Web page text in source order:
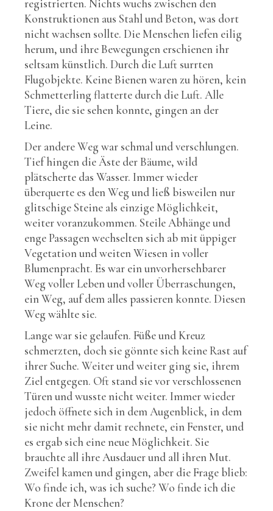
registrierten. Nichts wuchs zwischen den
Konstruktionen aus Stahl und Beton, was dort
nicht wachsen sollte. Die Menschen liefen eilig
herum, und ihre Bewegungen erschienen ihr
seltsam künstlich. Durch die Luft surrten
Flugobjekte. Keine Bienen waren zu hören, kein
Schmetterling flatterte durch die Luft. Alle
Tiere, die sie sehen konnte, gingen an der
Leine.
Der andere Weg war schmal und verschlungen.
Tief hingen die Äste der Bäume, wild
plätscherte das Wasser. Immer wieder
überquerte es den Weg und ließ bisweilen nur
glitschige Steine als einzige Möglichkeit,
weiter voranzukommen. Steile Abhänge und
enge Passagen wechselten sich ab mit üppiger
Vegetation und weiten Wiesen in voller
Blumenpracht. Es war ein unvorhersehbarer
Weg voller Leben und voller Überraschungen,
ein Weg, auf dem alles passieren konnte. Diesen
Weg wählte sie.
Lange war sie gelaufen. Füße und Kreuz
schmerzten, doch sie gönnte sich keine Rast auf
ihrer Suche. Weiter und weiter ging sie, ihrem
Ziel entgegen. Oft stand sie vor verschlossenen
Türen und wusste nicht weiter. Immer wieder
jedoch öffnete sich in dem Augenblick, in dem
sie nicht mehr damit rechnete, ein Fenster, und
es ergab sich eine neue Möglichkeit. Sie
brauchte all ihre Ausdauer und all ihren Mut.
Zweifel kamen und gingen, aber die Frage blieb:
Wo finde ich, was ich suche? Wo finde ich die
Krone der Menschen?